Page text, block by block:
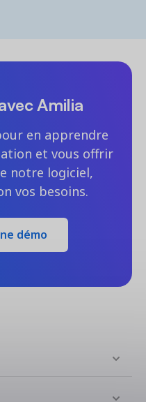
Amilia
en apprendre
et vous offrir
notre logiciel,
vos besoins.
démo